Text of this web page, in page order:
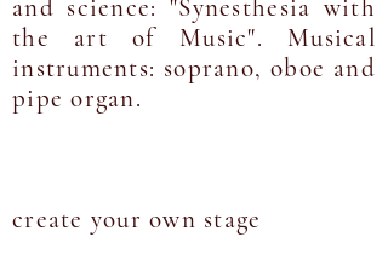
and science: "Synesthesia with
the art of Music". Musical
instruments: soprano, oboe and
pipe organ.
create your own stage